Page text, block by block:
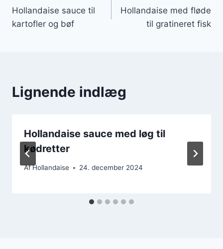
Hollandaise sauce til
kartofler og bøf
Hollandaise med fløde
til gratineret fisk
Lignende indlæg
Hollandaise sauce med løg til
kødretter
AfHollandaise 24. december 2024